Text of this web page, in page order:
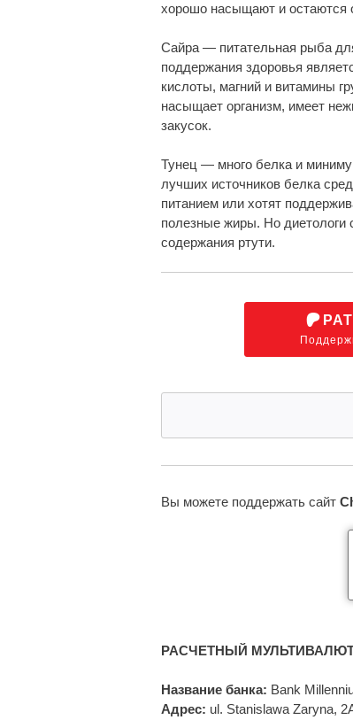
хорошо насыщают и остаются
Сайра — питательная рыба
поддержания здоровья
кислоты, магний и витамины
насыщает организм, имеет
закусок.
Тунец — много белка и
лучших источников белка
питанием или хотят
полезные жиры. Но диетологи
содержания ртути.
Вы можете поддержать сайт
РАСЧЕТНЫЙ
Название банка: Bank
Адрес: ul. Stanislawa Zaryna,